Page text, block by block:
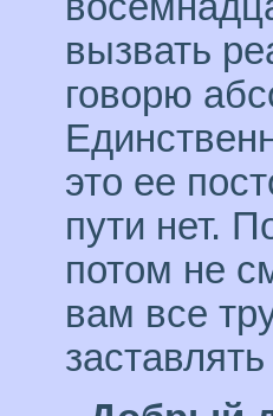
вызвать
говорю
это ее
пути нет.
потом не
вам все